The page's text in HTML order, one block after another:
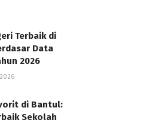
Terbaik di
Data
2026
di Bantul:
Sekolah